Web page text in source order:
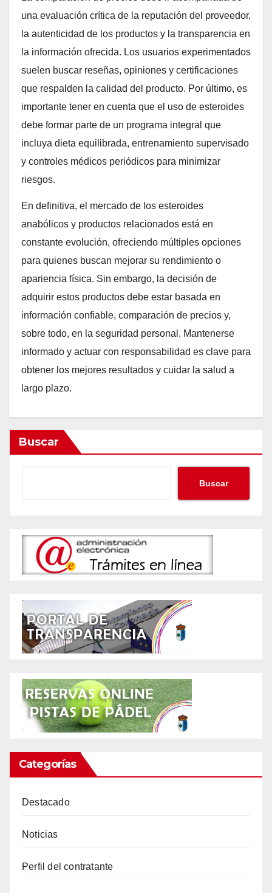
una evaluación crítica de la reputación del proveedor,
la autenticidad de los productos y la transparencia en
la información ofrecida. Los usuarios experimentados
suelen buscar reseñas, opiniones y certificaciones
que respalden la calidad del producto. Por último, es
importante tener en cuenta que el uso de esteroides
debe formar parte de un programa integral que
incluya dieta equilibrada, entrenamiento supervisado
y controles médicos periódicos para minimizar
riesgos.
En definitiva, el mercado de los esteroides
anabólicos y productos relacionados está en
constante evolución, ofreciendo múltiples opciones
para quienes buscan mejorar su rendimiento o
apariencia física. Sin embargo, la decisión de
adquirir estos productos debe estar basada en
información confiable, comparación de precios y,
sobre todo, en la seguridad personal. Mantenerse
informado y actuar con responsabilidad es clave para
obtener los mejores resultados y cuidar la salud a
largo plazo.
Buscar
Buscar
Categorías
Destacado
Noticias
Perfil del contratante